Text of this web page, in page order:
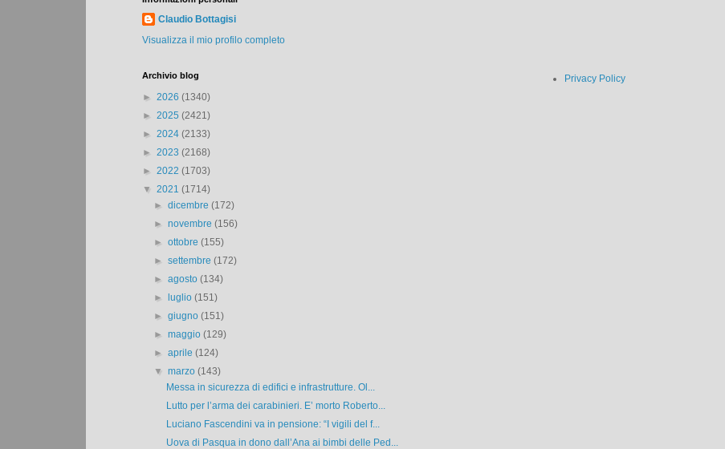
Claudio Bottagisi
Visualizza il mio profilo completo
Archivio blog
► 2026 (1340)
► 2025 (2421)
► 2024 (2133)
► 2023 (2168)
► 2022 (1703)
▼ 2021 (1714)
►dicembre(172)
►novembre(156)
►ottobre(155)
►settembre(172)
►agosto(134)
►luglio(151)
►giugno(151)
►maggio(129)
►aprile(124)
▼marzo(143)
Messa in sicurezza di edifici e infrastrutture. Ol...
Lutto per l’arma dei carabinieri. E’ morto Roberto...
Luciano Fascendini va in pensione: “I vigili del f...
Uova di Pasqua in dono dall’Ana ai bimbi delle Ped...
Privacy Policy